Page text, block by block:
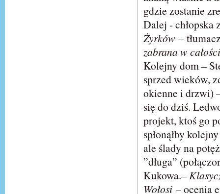
gdzie zostanie
Dalej - chłopska
Żyrków –
zabrana w
Kolejny dom –
sprzed wieków,
okienne i drzwi)
się do dziś.
projekt, ktoś go
spłonąłby
ale ślady na
”długa”
Kukowa.–
Wołosi – ocenia